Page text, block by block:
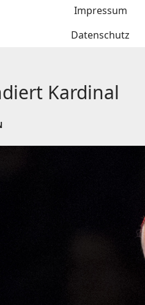
Impressum
Datenschutz
Kardinal